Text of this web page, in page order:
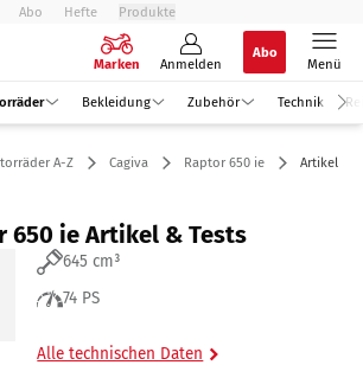
Abo Hefte Produkte
Marken Anmelden
Abo
Menü
Bekleidung Zubehör Technik
A-Z Cagiva Raptor 650 ie Artikel &
650 ie Artikel & Tests
645 cm³
74 PS
Alle technischen Daten